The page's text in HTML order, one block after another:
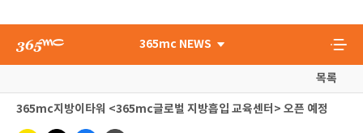
365mc NEWS
목록
365mc지방이타워 <365mc글로벌 지방흡입 교육센터> 오픈 예정